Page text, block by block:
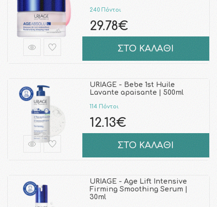
240 Πόντοι
29.78€
ΣΤΟ ΚΑΛΑΘΙ
URIAGE - Bebe 1st Huile
Lavante apaisante | 500ml
114 Πόντοι
12.13€
ΣΤΟ ΚΑΛΑΘΙ
URIAGE - Age Lift Intensive
Firming Smoothing Serum |
30ml